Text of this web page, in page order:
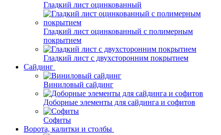
Гладкий лист оцинкованный
Гладкий лист оцинкованный с полимерным
покрытием
Гладкий лист с двухсторонним покрытием
Сайдинг
Виниловый сайдинг
Доборные элементы для сайдинга и софитов
Софиты
Ворота, калитки и столбы